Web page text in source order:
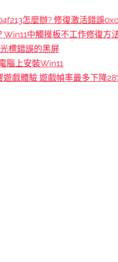
怎麼辦? 修復激活錯誤
中觸摸板不工作修復方
標錯誤的黑屏
腦上安裝Win11
戲體驗 遊戲幀率最多下降